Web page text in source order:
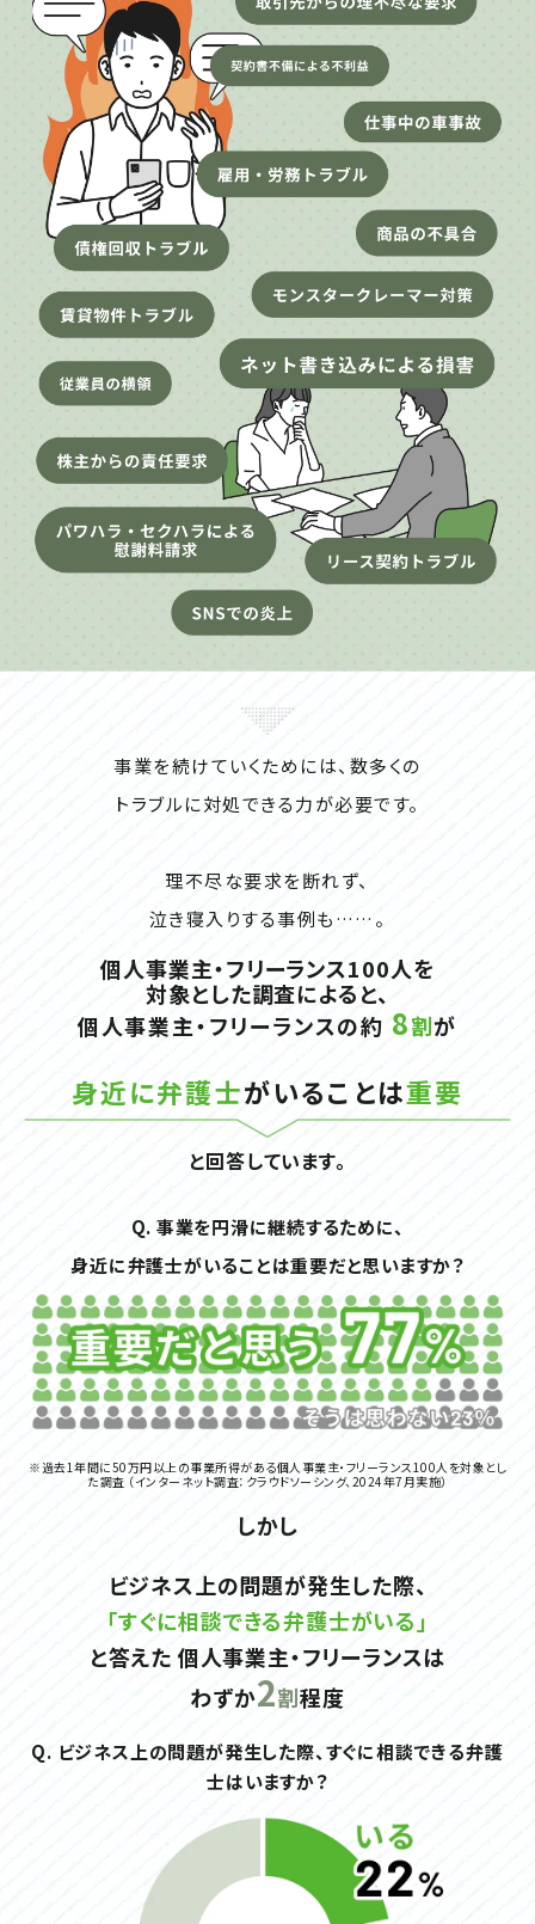
事業を続けていくためには、数多くの
トラブルに対処できる力が必要です。
理不尽な要求を断れず、
泣き寝入りする事例も……。
個人事業主・フリーランス100人を
対象とした調査によると、
個人事業主・フリーランスの約 8割が
身近に弁護士がいることは重要
と回答しています。
Q. 事業を円滑に継続するために、
身近に弁護士がいることは重要だと思いますか？
※過去1年間に50万円以上の事業所得がある個人事業主・フリーランス100人を対象とし
た調査 （インターネット調査：クラウドソーシング、2024年7月実施）
しかし
ビジネス上の問題が発生した際、
「すぐに相談できる弁護士がいる」
と答えた 個人事業主・フリーランスは
わずか2割程度
Q. ビジネス上の問題が発生した際、すぐに相談できる弁護
士はいますか？